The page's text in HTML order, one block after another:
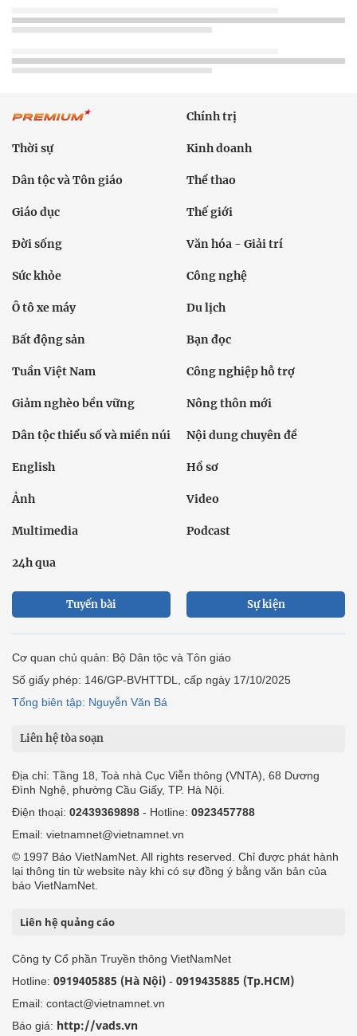
Chính trị
Thời sự Kinh doanh
Dân tộc và Tôn giáo Thể thao
Giáo dục Thế giới
Đời sống Văn hóa - Giải trí
Sức khỏe Công nghệ
Ô tô xe máy Du lịch
Bất động sản Bạn đọc
Tuần Việt Nam Công nghiệp hỗ trợ
Giảm nghèo bền vững Nông thôn mới
Dân tộc thiểu số và miền núi Nội dung chuyên đề
English Hồ sơ
Ảnh Video
Multimedia Podcast
24h qua
Tuyến bài Sự kiện
Cơ quan chủ quản: Bộ Dân tộc và Tôn giáo
Số giấy phép: 146/GP-BVHTTDL, cấp ngày 17/10/2025
Tổng biên tập: Nguyễn Văn Bá
Liên hệ tòa soạn
Địa chỉ: Tầng 18, Toà nhà Cục Viễn thông (VNTA), 68 Dương
Đình Nghệ, phường Cầu Giấy, TP. Hà Nội.
Điện thoại: 02439369898 - Hotline: 0923457788
Email: vietnamnet@vietnamnet.vn
© 1997 Báo VietNamNet. All rights reserved. Chỉ được phát hành
lại thông tin từ website này khi có sự đồng ý bằng văn bản của
báo VietNamNet.
Liên hệ quảng cáo
Công ty Cổ phần Truyền thông VietNamNet
Hotline: 0919405885 (Hà Nội) - 0919435885 (Tp.HCM)
Email: contact@vietnamnet.vn
Báo giá: http://vads.vn